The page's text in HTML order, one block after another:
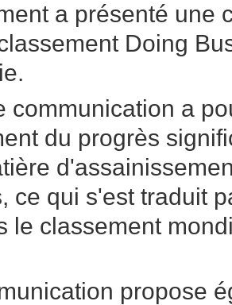
a présenté une
Doing
communication a
du progrès
ce qui s'est traduit
le classement
propose